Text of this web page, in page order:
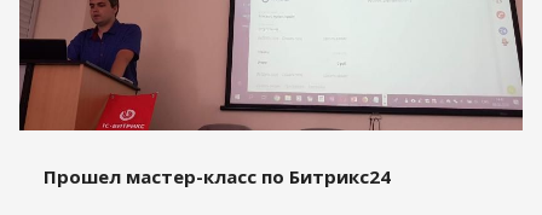
Прошел мастер-класс по Битрикс24